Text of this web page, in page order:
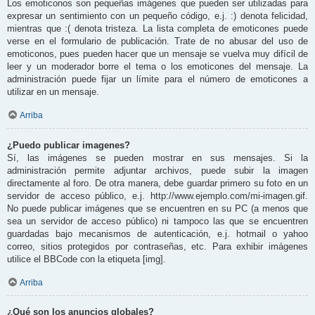
Los emoticonos son pequeñas imágenes que pueden ser utilizadas para
expresar un sentimiento con un pequeño código, e.j. :) denota felicidad,
mientras que :( denota tristeza. La lista completa de emoticones puede
verse en el formulario de publicación. Trate de no abusar del uso de
emoticonos, pues pueden hacer que un mensaje se vuelva muy difícil de
leer y un moderador borre el tema o los emoticones del mensaje. La
administración puede fijar un límite para el número de emoticones a
utilizar en un mensaje.
Arriba
¿Puedo publicar imagenes?
Sí, las imágenes se pueden mostrar en sus mensajes. Si la
administración permite adjuntar archivos, puede subir la imagen
directamente al foro. De otra manera, debe guardar primero su foto en un
servidor de acceso público, e.j. http://www.ejemplo.com/mi-imagen.gif.
No puede publicar imágenes que se encuentren en su PC (a menos que
sea un servidor de acceso público) ni tampoco las que se encuentren
guardadas bajo mecanismos de autenticación, e.j. hotmail o yahoo
correo, sitios protegidos por contraseñas, etc. Para exhibir imágenes
utilice el BBCode con la etiqueta [img].
Arriba
¿Qué son los anuncios globales?